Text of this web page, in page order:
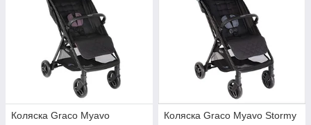
Коляска Graco Myavo
Коляска Graco Myavo Stormy